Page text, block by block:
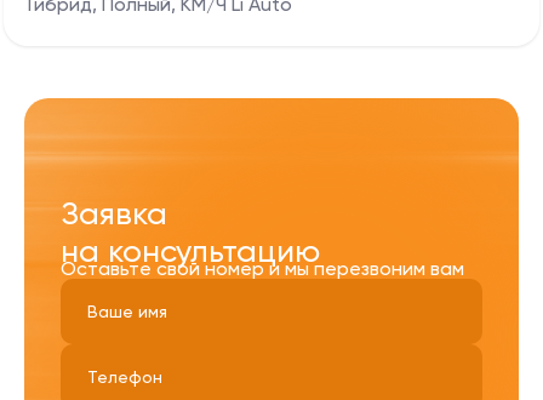
Заявка
на консультацию
Оставьте свой номер и мы перезвоним вам